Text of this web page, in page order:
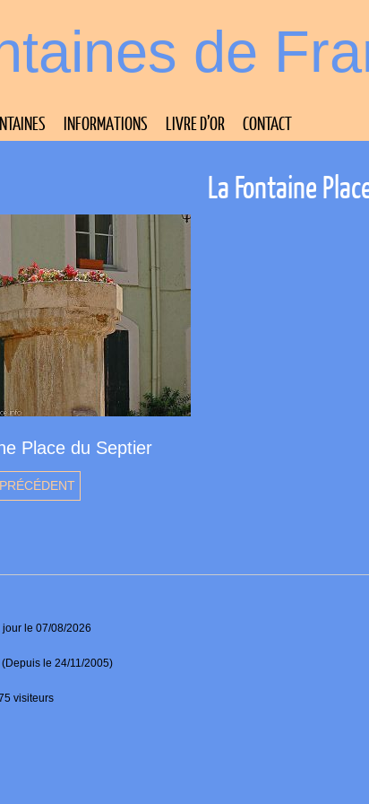
de
INFORMATIONS LIVRE D’OR CONTACT
La Fontaine
Place du Septier
le 07/08/2026
le 24/11/2005)
visiteurs